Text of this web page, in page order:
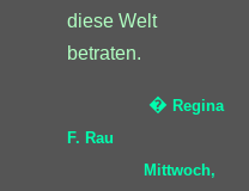
diese Welt
betraten.
� Regina
F. Rau
Mittwoch,